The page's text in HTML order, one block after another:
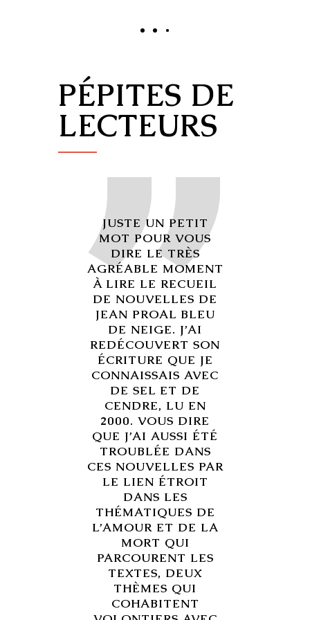
PÉPITES DE
LECTEURS
JUSTE UN PETIT
MOT POUR VOUS
DIRE LE TRÈS
AGRÉABLE MOMENT
À LIRE LE RECUEIL
DE NOUVELLES DE
JEAN PROAL BLEU
DE NEIGE. J’AI
REDÉCOUVERT SON
ÉCRITURE QUE JE
CONNAISSAIS AVEC
DE SEL ET DE
CENDRE, LU EN
2000. VOUS DIRE
QUE J’AI AUSSI ÉTÉ
TROUBLÉE DANS
CES NOUVELLES PAR
LE LIEN ÉTROIT
DANS LES
THÉMATIQUES DE
L’AMOUR ET DE LA
MORT QUI
PARCOURENT LES
TEXTES, DEUX
THÈMES QUI
COHABITENT